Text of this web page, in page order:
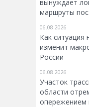
вынуждает
маршруты
06.08.2026
Как ситуация
изменит
России
06.08.2026
Участок
области
опережением